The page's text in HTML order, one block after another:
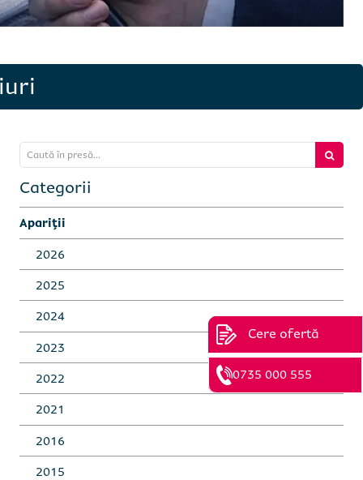
Caută în presă...
Categorii
Apariții
2026
2025
2024
2023
2022
2021
2016
2015
Cere ofertă
0735 000 555